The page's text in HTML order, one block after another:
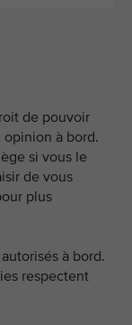
de pouvoir
opinion à bord.
si vous le
de vous
plus
à bord.
respectent